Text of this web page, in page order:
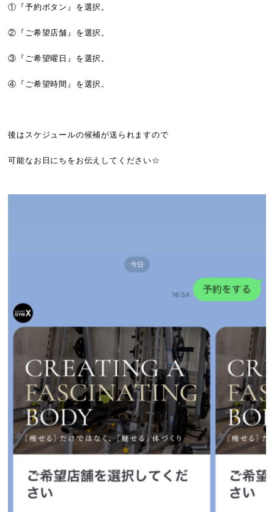
①『予約ボタン』を選択。
②『ご希望店舗』を選択。
③『ご希望曜日』を選択。
④『ご希望時間』を選択。
後はスケジュールの候補が送られますので
可能なお日にちをお伝えしてください☆